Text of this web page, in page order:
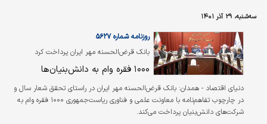
سه‌شنبه، ۲۹ آذر ۱۴۰۱
بانک قرض‏‌الحسنه مهر ایران پرداخت کرد
روزنامه شماره ۵۶۲۷
۱۰۰۰ فقره وام به دانش‏‌بنیان‏‌ها
دنياي اقتصاد - همدان: بانک قرض‌‌الحسنه مهر ایران در راستای تحقق شعار سال و
در چارچوب تفاهم‌‌نامه با معاونت علمی و فناوری ریاست‌جمهوری ۱۰۰۰ فقره وام به
شرکت‌‌های دانش‌‌بنیان پرداخت می‌کند.